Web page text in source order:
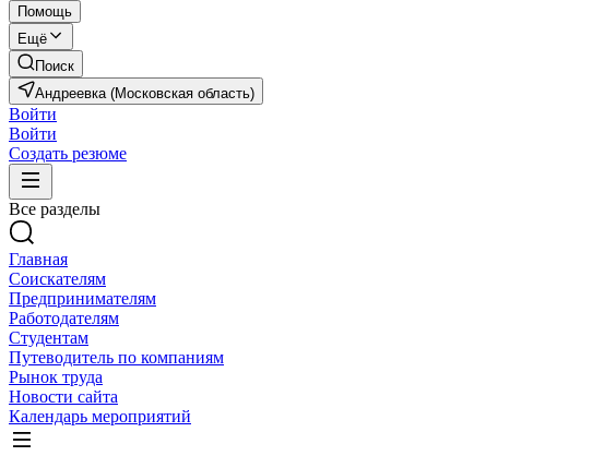
Помощь
Ещё
Поиск
Андреевка (Московская область)
Войти
Войти
Создать резюме
Все разделы
Главная
Соискателям
Предпринимателям
Работодателям
Студентам
Путеводитель по компаниям
Рынок труда
Новости сайта
Календарь мероприятий